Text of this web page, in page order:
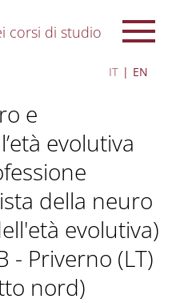
corsi di studio
IT EN
e
evolutiva
della neuro
evolutiva)
- Priverno (LT)
nord)